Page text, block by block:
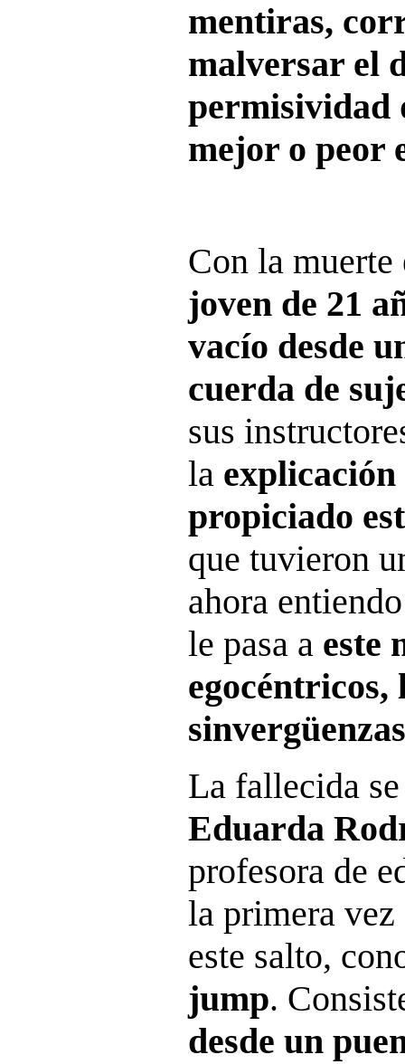
mentiras,
malversar el
permisividad
mejor o peor
Con la
joven de 21
vacío desde
cuerda de
sus
la explicación
propiciado
que tuvieron
ahora
le pasa a este
La fallecida
Eduarda
profesora de
la primera vez
este salto,
jump.
desde un